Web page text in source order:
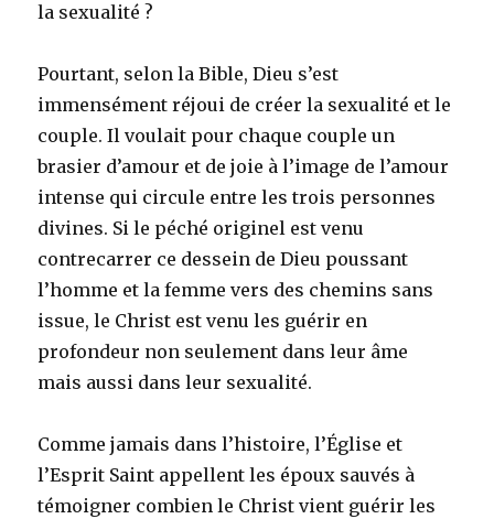
la sexualité ?
Pourtant, selon la Bible, Dieu s’est
immensément réjoui de créer la sexualité et le
couple. Il voulait pour chaque couple un
brasier d’amour et de joie à l’image de l’amour
intense qui circule entre les trois personnes
divines. Si le péché originel est venu
contrecarrer ce dessein de Dieu poussant
l’homme et la femme vers des chemins sans
issue, le Christ est venu les guérir en
profondeur non seulement dans leur âme
mais aussi dans leur sexualité.
Comme jamais dans l’histoire, l’Église et
l’Esprit Saint appellent les époux sauvés à
témoigner combien le Christ vient guérir les